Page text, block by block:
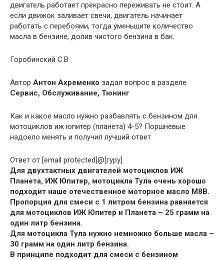
двигатель работает прекрасно переживать не стоит. А
если движок заливает свечи, двигатель начинает
работать с перебоями, тогда уменьшите количество
масла в бензине, долив чистого бензина в бак.
Горобинский С.В.
Автор Антон Ахременко задал вопрос в разделе
Сервис, Обслуживание, Тюнинг
Как и какое масло нужно разбавлять с бензином для
мотоциклов иж юпитер (планета) 4-5? Поршневые
надоело менять и получил лучший ответ
Ответ от [email protected]@[гуру]
Для двухтактных двигателей мотоциклов ИЖ
Планета, ИЖ Юпитер, мотоцикла Тула очень хорошо
подходит наше отечественное моторное масло М8В.
Пропорция для смеси с 1 литром бензина равняется
для мотоциклов ИЖ Юпитер и Планета – 25 грамм на
один литр бензина.
Для мотоцикла Тула нужно немножко больше масла –
30 грамм на один литр бензина.
В принципе подходит для смеси с бензином